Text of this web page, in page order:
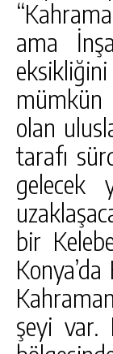
ama
mümkün
olan
tarafı
gelecek
bir
şeyi var.